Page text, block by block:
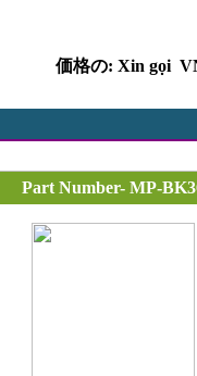
価格の: Xin gọi
Part Number- MP-